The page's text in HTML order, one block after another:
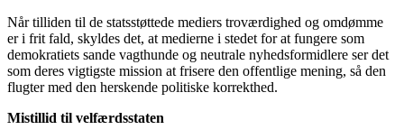
Når tilliden til de statsstøttede mediers troværdighed og omdømme
er i frit fald, skyldes det, at medierne i stedet for at fungere som
demokratiets sande vagthunde og neutrale nyhedsformidlere ser det
som deres vigtigste mission at frisere den offentlige mening, så den
flugter med den herskende politiske korrekthed.
Mistillid til velfærdsstaten